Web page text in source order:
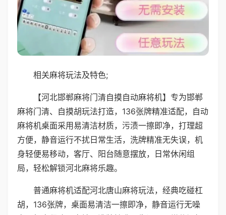
相关麻将玩法及特色;
【河北邯郸麻将门清自摸自动麻将机】专为邯郸
麻将门清、自摸胡玩法打造，136张牌精准适配，自动
麻将机桌面采用易清洁材质，污渍一擦即净，打理超
方便，静音运行不扰日常生活，洗牌精准无失误，机
身轻便易移动，客厅、阳台随意摆放，日常休闲组
局，轻松解锁河北麻将乐趣。
普通麻将机适配河北唐山麻将玩法，经典吃碰杠
胡，136张牌，桌面易清洁一擦即净，静音运行无噪